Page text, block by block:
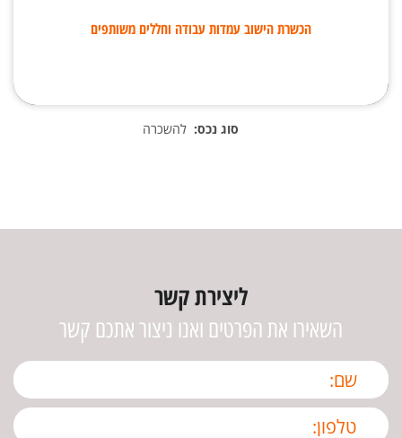
הכשרת הישוב עמדות עבודה וחללים משותפים
סוג נכס: להשכרה
ליצירת קשר
השאירו את הפרטים ואנו ניצור אתכם קשר